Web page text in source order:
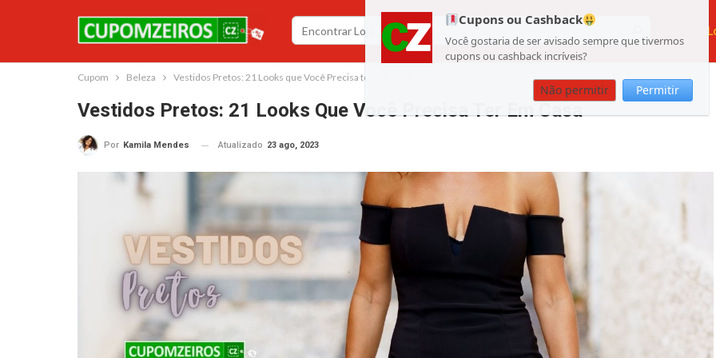
Cupons ou Cashback
Você gostaria de ser avisado sempre que tivermos
cupons ou cashback incríveis?
Não permitir Permitir
Cupom Beleza Vestidos Pretos: 21 Looks que Você Precisa ter em Casa
Vestidos Pretos: 21 Looks Que Você Precisa Ter Em Casa
Por Kamila Mendes Atualizado 23 ago, 2023